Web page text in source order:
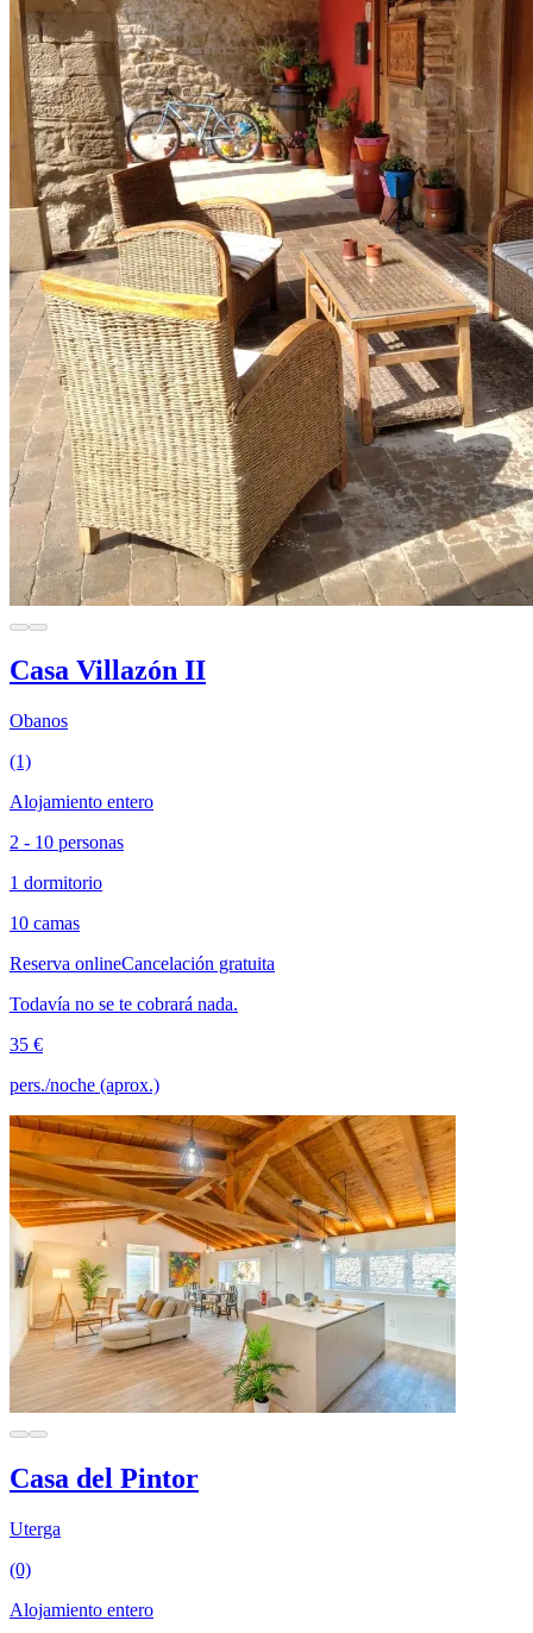
Casa Villazón II
Obanos
(1)
Alojamiento entero
2 - 10 personas
1 dormitorio
10 camas
Reserva onlineCancelación gratuita
Todavía no se te cobrará nada.
35 €
pers./noche (aprox.)
Casa del Pintor
Uterga
(0)
Alojamiento entero